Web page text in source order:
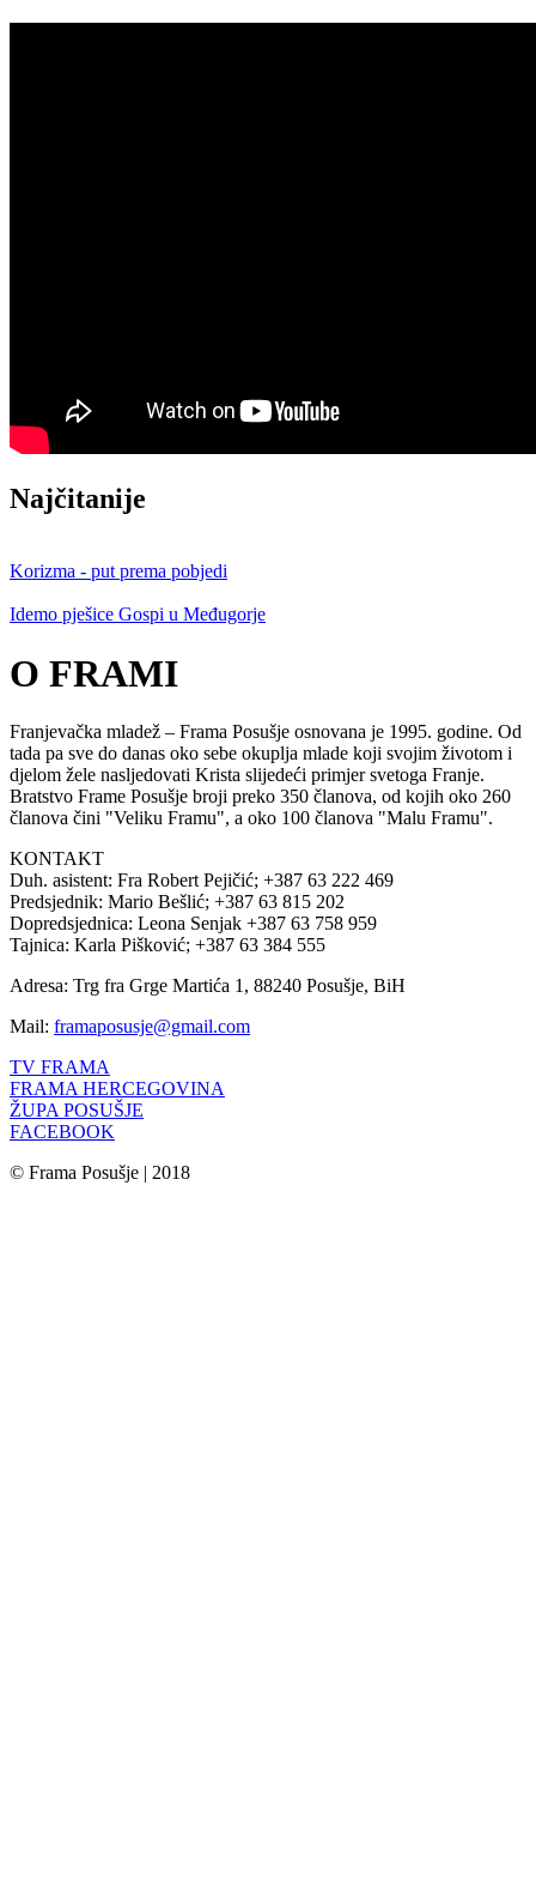
Najčitanije
Korizma - put prema pobjedi
Idemo pješice Gospi u Međugorje
O FRAMI
Franjevačka mladež – Frama Posušje osnovana je 1995. godine. Od
tada pa sve do danas oko sebe okuplja mlade koji svojim životom i
djelom žele nasljedovati Krista slijedeći primjer svetoga Franje.
Bratstvo Frame Posušje broji preko 350 članova, od kojih oko 260
članova čini "Veliku Framu", a oko 100 članova "Malu Framu".
KONTAKT
Duh. asistent: Fra Robert Pejičić; +387 63 222 469
Predsjednik: Mario Bešlić; +387 63 815 202
Dopredsjednica: Leona Senjak +387 63 758 959
Tajnica: Karla Pišković; +387 63 384 555
Adresa: Trg fra Grge Martića 1, 88240 Posušje, BiH
Mail: framaposusje@gmail.com
TV FRAMA
FRAMA HERCEGOVINA
ŽUPA POSUŠJE
FACEBOOK
© Frama Posušje | 2018